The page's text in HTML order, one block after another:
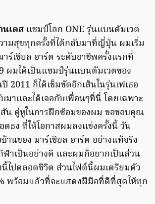
นเดส แชมป์โลก ONE รุ่นแบนตัมเวต
ามสุขทุกครั้งที่ได้กลับมาที่ญี่ปุ่น ผมเริ่ม
ร์เชียล อาร์ต ระดับอาชีพครั้งแรกที่
ผมได้เป็นแชมป์รุ่นแบนตัมเวตของ
2011 ก็ได้เข็มขัดอีกเส้นในรุ่นเฟเธอ
มาและได้เจอกับเพื่อนๆที่นี่ โดยเฉพาะ
น คู่หูในการฝึกซ้อมของผม ขอขอบคุณ
ธง ที่ให้โอกาสผมลงแข่งครั้งนี้ วัน
านของ มาร์เชียล อาร์ต อย่างแท้จริง
าเป็นอย่างดี และผมก็อยากเป็นส่วน
ไปตลอดชีวิต ส่วนไฟต์นี้ผมเตรียมตัว
พร้อมแล้วที่จะแสดงฝีมือที่ดีที่สุดให้ทุก